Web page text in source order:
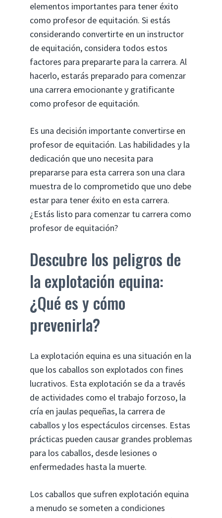
elementos importantes para tener éxito
como profesor de equitación. Si estás
considerando convertirte en un instructor
de equitación, considera todos estos
factores para prepararte para la carrera. Al
hacerlo, estarás preparado para comenzar
una carrera emocionante y gratificante
como profesor de equitación.
Es una decisión importante convertirse en
profesor de equitación. Las habilidades y la
dedicación que uno necesita para
prepararse para esta carrera son una clara
muestra de lo comprometido que uno debe
estar para tener éxito en esta carrera.
¿Estás listo para comenzar tu carrera como
profesor de equitación?
Descubre los peligros de
la explotación equina:
¿Qué es y cómo
prevenirla?
La explotación equina es una situación en la
que los caballos son explotados con fines
lucrativos. Esta explotación se da a través
de actividades como el trabajo forzoso, la
cría en jaulas pequeñas, la carrera de
caballos y los espectáculos circenses. Estas
prácticas pueden causar grandes problemas
para los caballos, desde lesiones o
enfermedades hasta la muerte.
Los caballos que sufren explotación equina
a menudo se someten a condiciones